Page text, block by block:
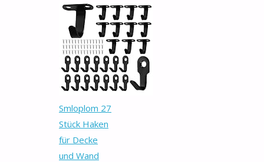
Smloplom 27
Stück Haken
für Decke
und Wand